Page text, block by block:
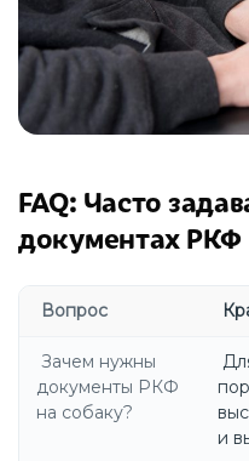
FAQ: Часто
документах РКФ
Вопрос
Зачем нужны
документы РКФ
на собаку?
и